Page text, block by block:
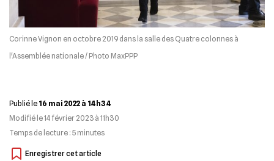
Corinne Vignon en octobre 2019 dans la salle des Quatre colonnes à
l'Assemblée nationale / Photo MaxPPP
Publié le 16 mai 2022 à 14h34
Modifié le14 février 2023 à 11h30
Temps de lecture : 5 minutes